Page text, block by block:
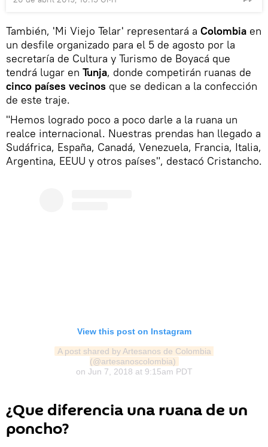
También, 'Mi Viejo Telar' representará a Colombia en
un desfile organizado para el 5 de agosto por la
secretaría de Cultura y Turismo de Boyacá que
tendrá lugar en Tunja, donde competirán ruanas de
cinco países vecinos que se dedican a la confección
de este traje.
"Hemos logrado poco a poco darle a la ruana un
realce internacional. Nuestras prendas han llegado a
Sudáfrica, España, Canadá, Venezuela, Francia, Italia,
Argentina, EEUU y otros países", destacó Cristancho.
View this post on Instagram
A post shared by Artesanos de Colombia
(@artesanoscolombia)
on Jun 7, 2018 at 9:15am PDT
¿Que diferencia una ruana de un
poncho?